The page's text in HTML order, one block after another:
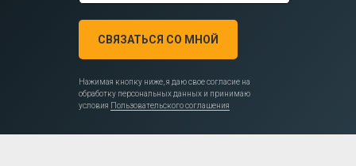
СВЯЗАТЬСЯ СО МНОЙ
Нажимая кнопку ниже, я даю свое согласие на
обработку персональных данных и принимаю
условия Пользовательского соглашения